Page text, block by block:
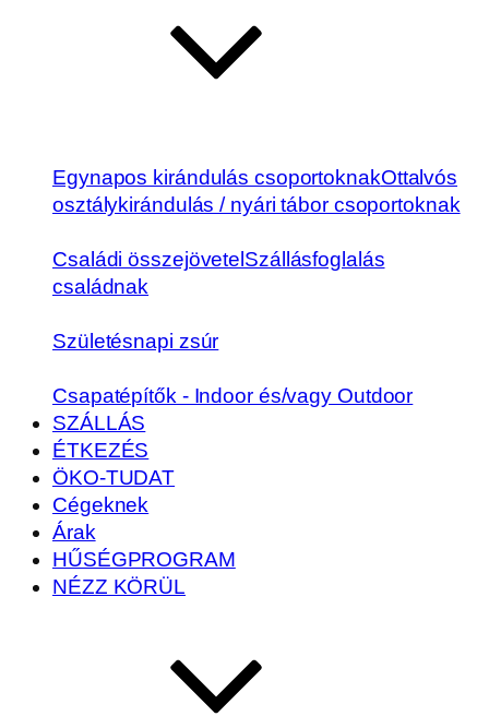
Egynapos kirándulás csoportoknakOttalvós
osztálykirándulás / nyári tábor csoportoknak
Családi összejövetelSzállásfoglalás
családnak
Születésnapi zsúr
Csapatépítők - Indoor és/vagy Outdoor
SZÁLLÁS
ÉTKEZÉS
ÖKO-TUDAT
Cégeknek
Árak
HŰSÉGPROGRAM
NÉZZ KÖRÜL